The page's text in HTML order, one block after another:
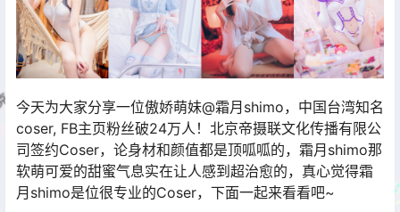
今天为大家分享一位傲娇萌妹@霜月shimo，中国台湾知名
coser, FB主页粉丝破24万人！北京帝摄联文化传播有限公
司签约Coser，论身材和颜值都是顶呱呱的，霜月shimo那
软萌可爱的甜蜜气息实在让人感到超治愈的，真心觉得霜
月shimo是位很专业的Coser，下面一起来看看吧~